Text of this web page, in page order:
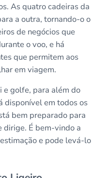
As quatro cadeiras da
a outra, tornando-o o
de negócios que
o voo, e há
que permitem aos
em viagem.
e golfe, para além do
disponível em todos os
bem preparado para
dirige. É bem-vindo a
e pode levá-lo